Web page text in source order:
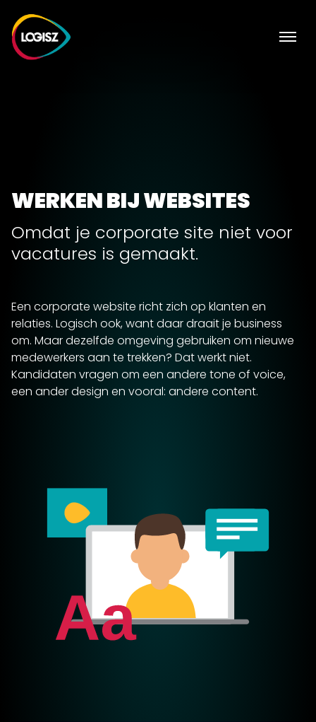
WERKEN BIJ WEBSITES
Omdat je corporate site niet voor
vacatures is gemaakt.
Een corporate website richt zich op klanten en
relaties. Logisch ook, want daar draait je business
om. Maar dezelfde omgeving gebruiken om nieuwe
medewerkers aan te trekken? Dat werkt niet.
Kandidaten vragen om een andere tone of voice,
een ander design en vooral: andere content.